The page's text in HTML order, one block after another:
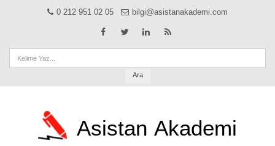
0 212 951 02 05 bilgi@asistanakademi.com
Ara
Asistan Akademi